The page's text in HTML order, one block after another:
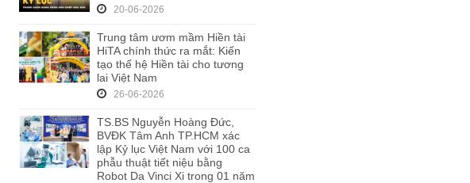
20-06-2026
Trung tâm ươm mầm Hiền tài
HiTA chính thức ra mắt: Kiến
tạo thế hệ Hiền tài cho tương
lai Việt Nam
26-06-2026
TS.BS Nguyễn Hoàng Đức,
BVĐK Tâm Anh TP.HCM xác
lập Kỷ lục Việt Nam với 100 ca
phẫu thuật tiết niệu bằng
Robot Da Vinci Xi trong 01 năm